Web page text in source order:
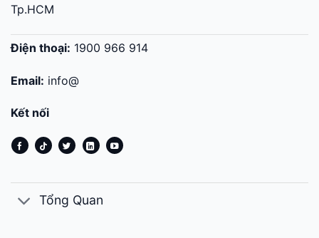
Tp.HCM
Điện thoại: 1900 966 914
Email: info@
Kết nối
Tổng Quan